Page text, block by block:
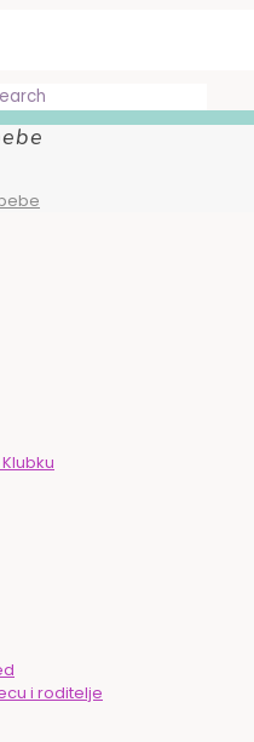
i roditelje